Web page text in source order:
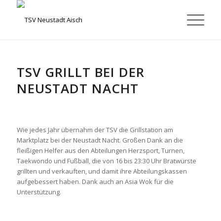
TSV GRILLT BEI DER
NEUSTADT NACHT
Wie jedes Jahr übernahm der TSV die Grillstation am
Marktplatz bei der Neustadt Nacht. Großen Dank an die
fleißigen Helfer aus den Abteilungen Herzsport, Turnen,
Taekwondo und Fußball, die von 16 bis 23:30 Uhr Bratwürste
grillten und verkauften, und damit ihre Abteilungskassen
aufgebessert haben. Dank auch an Asia Wok für die
Unterstützung.